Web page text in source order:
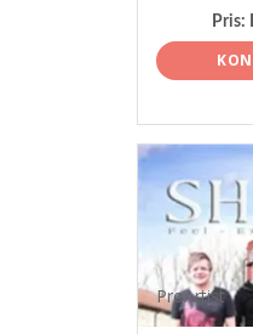
Pris:
ProArtist